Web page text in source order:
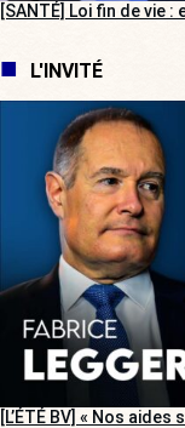
[SANTÉ] Loi fin de vie
L'INVITÉ
[L’ÉTÉ BV] « Nos